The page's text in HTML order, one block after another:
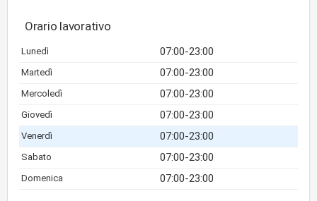
Orario lavorativo
Lunedì 07:00-23:00
Martedì 07:00-23:00
Mercoledì 07:00-23:00
Giovedì 07:00-23:00
Venerdì 07:00-23:00
Sabato 07:00-23:00
Domenica 07:00-23:00